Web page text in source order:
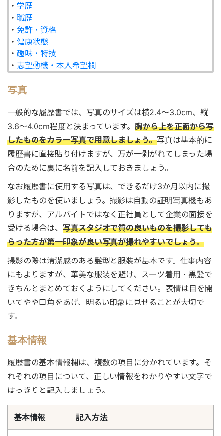
・ 学歴
・ 職歴
・ 免許・資格
・ 健康状態
・ 趣味・特技
・ 志望動機・本人希望欄
写真
一般的な履歴書では、写真のサイズは横2.4〜3.0cm、縦
3.6〜4.0cm程度と決まっています。 胸から上を正面から写
したものをカラー写真で用意しましょう。写真は基本的に
履歴書に直接貼り付けますが、万が一剥がれてしまった場
合のために裏に名前を記入しておきましょう。
なお履歴書に使用する写真は、できるだけ3か月以内に撮
影したものを使いましょう。撮影は自動の証明写真機もあ
りますが、アルバイトではなく正社員として企業の面接を
受ける場合は、 写真スタジオで質の良いものを撮影しても
らった方が第一印象が良い写真が撮れやすいでしょう。
撮影の際は清潔感のある髪型と服装が基本です。仕事内容
にもよりますが、華美な服装を避け、スーツ着用・黒髪で
きちんとまとめておくようにしてください。表情は目を開
いてやや口角をあげ、明るい印象に見せることが大切で
す。
基本情報
履歴書の基本情報欄は、複数の項目に分かれています。そ
れぞれの項目について、正しい情報をわかりやすい文字で
はっきりと記入しましょう。
基本情報 記入方法